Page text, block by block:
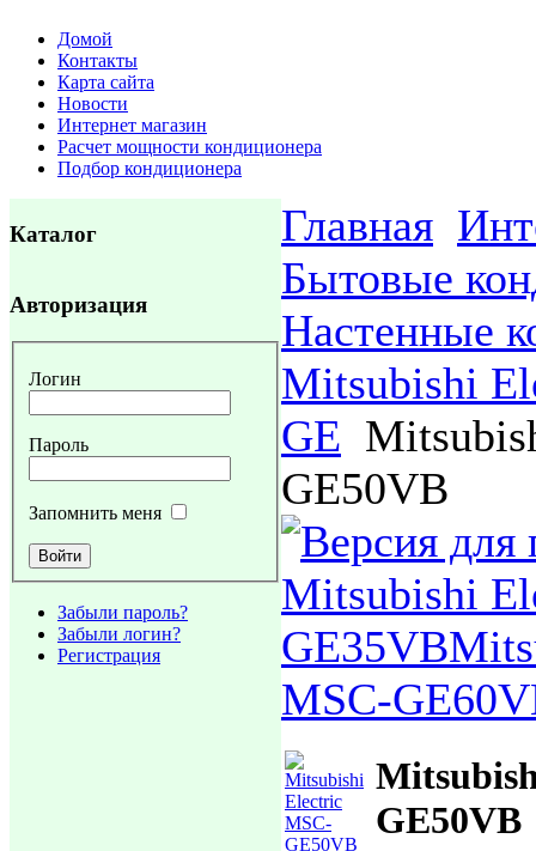
Домой
Контакты
Карта сайта
Новости
Интернет магазин
Расчет мощности кондиционера
Подбор кондиционера
Каталог
Авторизация
Логин
Пароль
Запомнить меня
Забыли пароль?
Забыли логин?
Регистрация
Главная
Бытовые
Настенные
Mitsubishi
GE
GE50VB
Mitsubishi
GE35VB
MSC-
GE50VB